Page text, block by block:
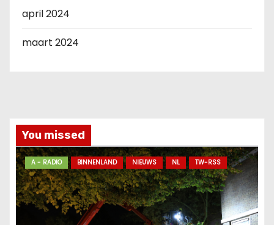
april 2024
maart 2024
You missed
A - RADIO BINNENLAND NIEUWS NL TW-RSS